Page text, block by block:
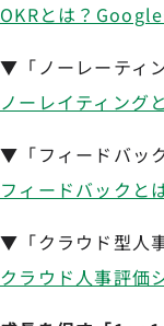
OKRとは？
▼「ノーレーティ
ノーレイティング
▼「フィードバッ
フィードバックと
▼「クラウド型人
クラウド人事評価